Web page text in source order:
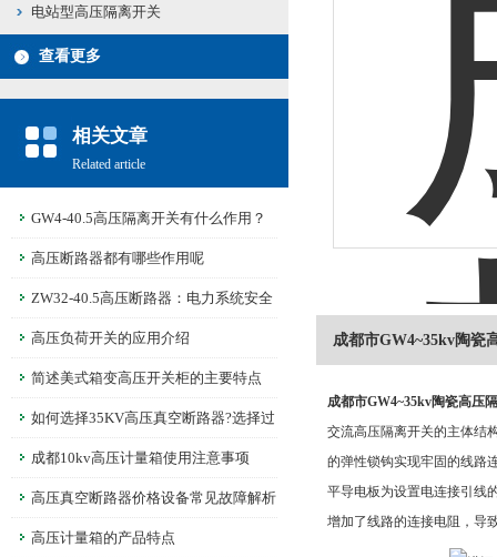
电站型高压隔离开关
查看更多
相关文章
Related article
GW4-40.5高压隔离开关有什么作用？
高压断路器都有哪些作用呢
ZW32-40.5高压断路器：电力系统安全
的守护者
高压负荷开关的应用介绍
简述美式箱变高压开关柜的主要特点
如何选择35KV高压真空断路器?选择过
程中要注意哪些问题?
成都10kv高压计量箱使用注意事项
高压真空断路器价格设备常见故障解析
高压计量箱的产品特点
成都市GW4~35kv陶瓷
成都市GW4~35kv陶瓷高压
交流高压隔离开关的主体结
的弹性锁钩实现牢固的线路
平导电板为设置电连接引线
增加了线路的连接电阻，导